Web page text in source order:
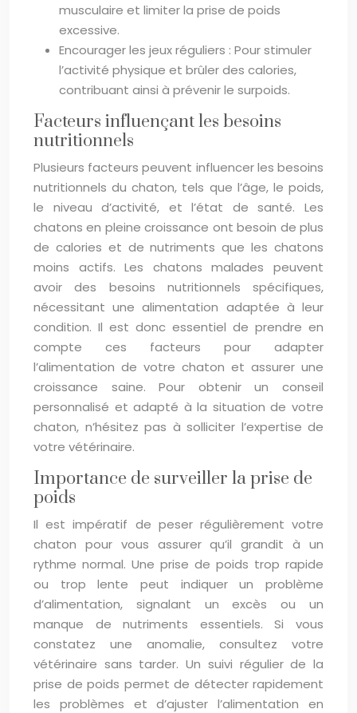
musculaire et limiter la prise de poids
excessive.
Encourager les jeux réguliers : Pour stimuler
l’activité physique et brûler des calories,
contribuant ainsi à prévenir le surpoids.
Facteurs influençant les besoins
nutritionnels
Plusieurs facteurs peuvent influencer les besoins
nutritionnels du chaton, tels que l’âge, le poids,
le niveau d’activité, et l’état de santé. Les
chatons en pleine croissance ont besoin de plus
de calories et de nutriments que les chatons
moins actifs. Les chatons malades peuvent
avoir des besoins nutritionnels spécifiques,
nécessitant une alimentation adaptée à leur
condition. Il est donc essentiel de prendre en
compte ces facteurs pour adapter
l’alimentation de votre chaton et assurer une
croissance saine. Pour obtenir un conseil
personnalisé et adapté à la situation de votre
chaton, n’hésitez pas à solliciter l’expertise de
votre vétérinaire.
Importance de surveiller la prise de
poids
Il est impératif de peser régulièrement votre
chaton pour vous assurer qu’il grandit à un
rythme normal. Une prise de poids trop rapide
ou trop lente peut indiquer un problème
d’alimentation, signalant un excès ou un
manque de nutriments essentiels. Si vous
constatez une anomalie, consultez votre
vétérinaire sans tarder. Un suivi régulier de la
prise de poids permet de détecter rapidement
les problèmes et d’ajuster l’alimentation en